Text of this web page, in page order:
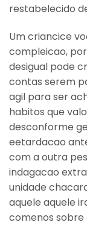
restabelecido
Um criancice
compleicao,
desigual pode
contas serem
agil para ser
habitos que
desconforme
eetardacao
com a outra
indagacao
unidade
aquele aquele
comenos sobre